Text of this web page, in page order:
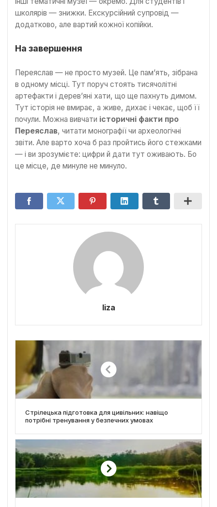
школярів — знижки. Екскурсійний супровід —
додатково, але вартий кожної копійки.
На завершення
Переяслав — не просто музей. Це пам’ять, зібрана
в одному місці. Тут поруч стоять тисячолітні
артефакти і дерев’яні хати, що ще пахнуть димом.
Тут історія не вмирає, а живе, дихає і чекає, щоб її
почули. Можна вивчати історичні факти про
Переяслав, читати монографії чи археологічні
звіти. Але варто хоча б раз пройтись його стежками
— і ви зрозумієте: цифри й дати тут оживають. Бо
це місце, де минуле не минуло.
liza
Стрілецька підготовка для цивільних: навіщо
потрібні тренування у безпечних умовах